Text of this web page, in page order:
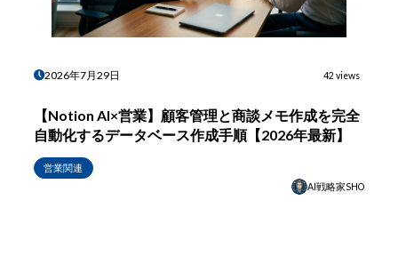
2026年7月29日 42 views
【Notion AI×営業】顧客管理と商談メモ作成を完全
自動化するデータベース作成手順【2026年最新】
営業関連
AI戦略家SHO